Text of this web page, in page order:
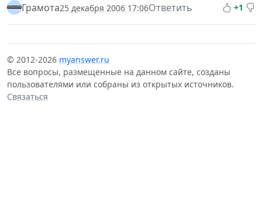
Грамота25 декабря 2006 17:06Ответить +1
© 2012-2026 myanswer.ru
Все вопросы, размещенные на данном сайте, созданы
пользователями или собраны из открытых источников.
Связаться